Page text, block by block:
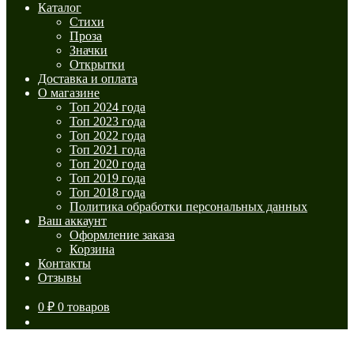
Каталог
Стихи
Проза
Значки
Открытки
Доставка и оплата
О магазине
Топ 2024 года
Топ 2023 года
Топ 2022 года
Топ 2021 года
Топ 2020 года
Топ 2019 года
Топ 2018 года
Политика обработки персональных данных
Ваш аккаунт
Оформление заказа
Корзина
Контакты
Отзывы
0 ₽ 0 товаров